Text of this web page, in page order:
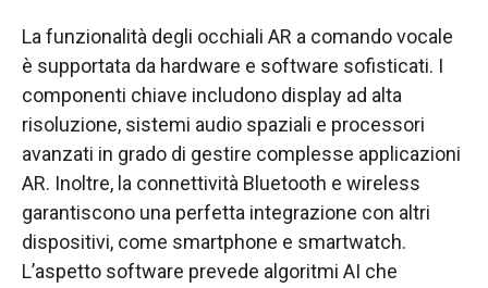
La funzionalità degli occhiali AR a comando vocale
è supportata da hardware e software sofisticati. I
componenti chiave includono display ad alta
risoluzione, sistemi audio spaziali e processori
avanzati in grado di gestire complesse applicazioni
AR. Inoltre, la connettività Bluetooth e wireless
garantiscono una perfetta integrazione con altri
dispositivi, come smartphone e smartwatch.
L’aspetto software prevede algoritmi AI che